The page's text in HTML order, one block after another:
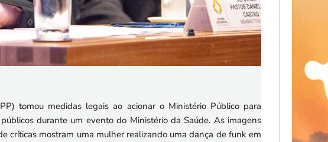
tomou medidas legais ao acionar o Ministério Público para
durante um evento do Ministério da Saúde. As imagens
críticas mostram uma mulher realizando uma dança de funk em